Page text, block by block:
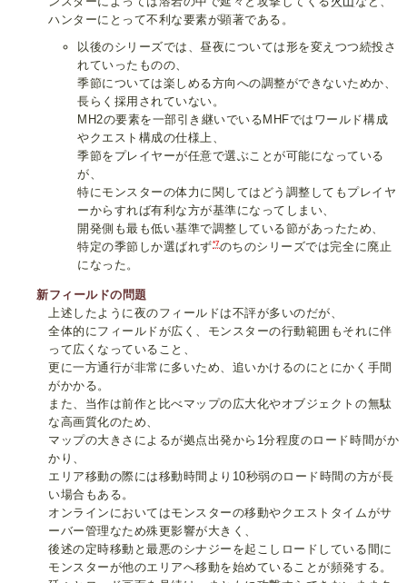
ハンターにとって不利な要素が顕著である。
以後のシリーズでは、昼夜については形を変えつつ続投さ
れていったものの、
季節については楽しめる方向への調整ができないためか、
長らく採用されていない。
MH2の要素を一部引き継いでいるMHFではワールド構成
やクエスト構成の仕様上、
季節をプレイヤーが任意で選ぶことが可能になっている
が、
特にモンスターの体力に関してはどう調整してもプレイヤ
ーからすれば有利な方が基準になってしまい、
開発側も最も低い基準で調整している節があったため、
特定の季節しか選ばれず*7のちのシリーズでは完全に廃止
になった。
新フィールドの問題
上述したように夜のフィールドは不評が多いのだが、
全体的にフィールドが広く、モンスターの行動範囲もそれに伴
って広くなっていること、
更に一方通行が非常に多いため、追いかけるのにとにかく手間
がかかる。
また、当作は前作と比べマップの広大化やオブジェクトの無駄
な高画質化のため、
マップの大きさによるが拠点出発から1分程度のロード時間がか
かり、
エリア移動の際には移動時間より10秒弱のロード時間の方が長
い場合もある。
オンラインにおいてはモンスターの移動やクエストタイムがサ
ーバー管理なため殊更影響が大きく、
後述の定時移動と最悪のシナジーを起こしロードしている間に
モンスターが他のエリアへ移動を始めていることが頻発する。